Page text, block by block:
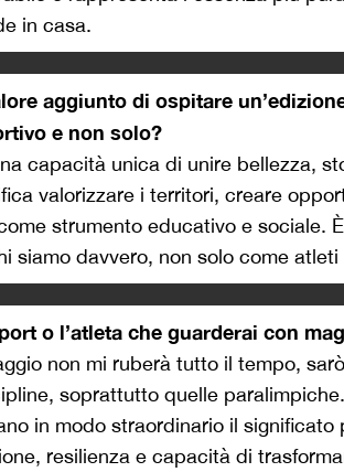
in casa.
aggiunto di ospitare
e non solo?
capacità unica di unire bellezza,
valorizzare i territori, creare
strumento educativo e sociale.
siamo davvero, non solo come
o l’atleta che guarderai con
non mi ruberà tutto il tempo,
soprattutto quelle
in modo straordinario il
resilienza e capacità di